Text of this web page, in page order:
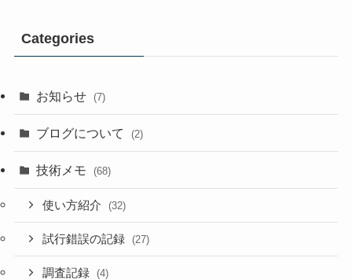
Categories
お知らせ (7)
ブログについて (2)
技術メモ (68)
使い方紹介 (32)
試行錯誤の記録 (27)
調査記録 (4)